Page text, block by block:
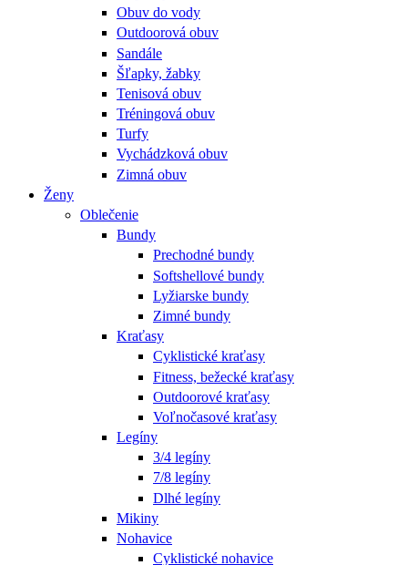
Obuv do vody
Outdoorová obuv
Sandále
Šľapky, žabky
Tenisová obuv
Tréningová obuv
Turfy
Vychádzková obuv
Zimná obuv
Ženy
Oblečenie
Bundy
Prechodné bundy
Softshellové bundy
Lyžiarske bundy
Zimné bundy
Kraťasy
Cyklistické kraťasy
Fitness, bežecké kraťasy
Outdoorové kraťasy
Voľnočasové kraťasy
Legíny
3/4 legíny
7/8 legíny
Dlhé legíny
Mikiny
Nohavice
Cyklistické nohavice